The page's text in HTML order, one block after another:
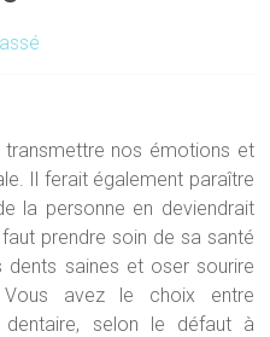
nos émotions et
Il ferait également paraître
la personne en deviendrait
faut prendre soin de sa santé
saines et oser sourire
Vous avez le choix entre
dentaire, selon le défaut à